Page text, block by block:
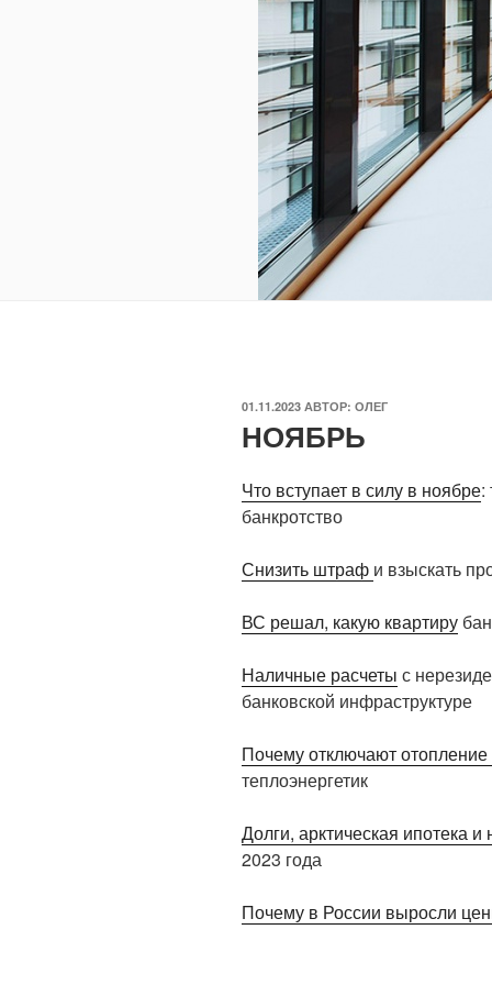
ОПУБЛИКОВАНО
01.11.2023 АВТОР: ОЛЕГ
НОЯБРЬ
Что вступает в силу в ноябре:
банкротство
Снизить штраф и взыскать
ВС решал, какую квартиру
Наличные расчеты с
банковской инфраструктуре
Почему отключают
теплоэнергетик
Долги, арктическая ипотека и
2023 года
Почему в России выросли